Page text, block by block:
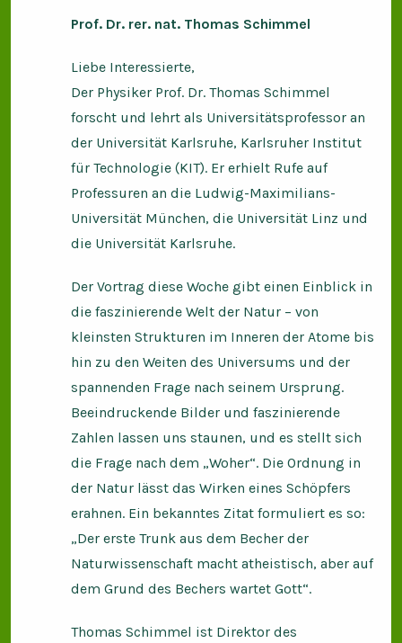
Prof. Dr. rer. nat. Thomas Schimmel
Liebe Interessierte,
Der Physiker Prof. Dr. Thomas Schimmel
forscht und lehrt als Universitätsprofessor an
der Universität Karlsruhe, Karlsruher Institut
für Technologie (KIT). Er erhielt Rufe auf
Professuren an die Ludwig-Maximilians-
Universität München, die Universität Linz und
die Universität Karlsruhe.
Der Vortrag diese Woche gibt einen Einblick in
die faszinierende Welt der Natur – von
kleinsten Strukturen im Inneren der Atome bis
hin zu den Weiten des Universums und der
spannenden Frage nach seinem Ursprung.
Beeindruckende Bilder und faszinierende
Zahlen lassen uns staunen, und es stellt sich
die Frage nach dem „Woher“. Die Ordnung in
der Natur lässt das Wirken eines Schöpfers
erahnen. Ein bekanntes Zitat formuliert es so:
„Der erste Trunk aus dem Becher der
Naturwissenschaft macht atheistisch, aber auf
dem Grund des Bechers wartet Gott“.
Thomas Schimmel ist Direktor des